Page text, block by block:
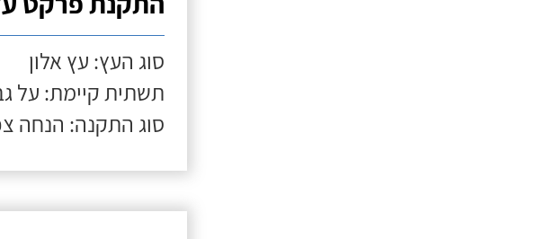
סוג העץ: עץ אלון
תשתית קיימת: על
סוג התקנה: הנחה